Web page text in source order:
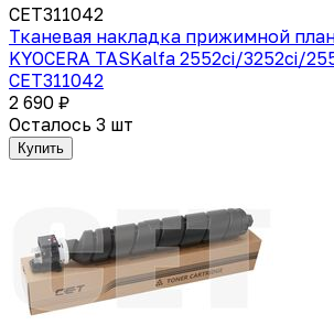
CET311042
Тканевая накладка прижимной
KYOCERA TASKalfa 2552ci/3252ci/
CET311042
2 690 ₽
Осталось 3 шт
Купить